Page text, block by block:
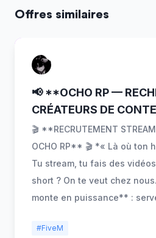
Offres similaires
📢 **OCHO RP —
CRÉATEURS DE
🎬 **RECRUTEMENT
OCHO RP** 🎬 *« Là où ton
Tu stream, tu fais des
short ? On te veut chez
monte en puissance** :
#FiveM